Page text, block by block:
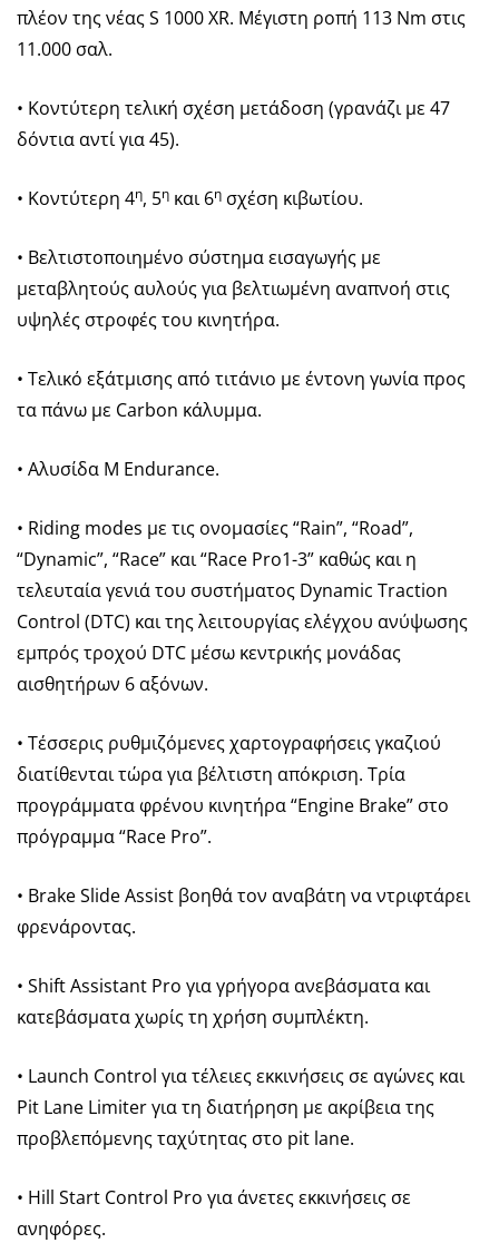
πλέον της νέας S 1000 XR. Μέγιστη ροπή 113 Nm στις
11.000 σαλ.
• Κοντύτερη τελική σχέση μετάδοση (γρανάζι με 47
δόντια αντί για 45).
• Κοντύτερη 4η, 5η και 6η σχέση κιβωτίου.
• Βελτιστοποιημένο σύστημα εισαγωγής με
μεταβλητούς αυλούς για βελτιωμένη αναπνοή στις
υψηλές στροφές του κινητήρα.
• Τελικό εξάτμισης από τιτάνιο με έντονη γωνία προς
τα πάνω με Carbon κάλυμμα.
• Αλυσίδα M Endurance.
• Riding modes με τις ονομασίες “Rain”, “Road”,
“Dynamic”, “Race” και “Race Pro1-3” καθώς και η
τελευταία γενιά του συστήματος Dynamic Traction
Control (DTC) και της λειτουργίας ελέγχου ανύψωσης
εμπρός τροχού DTC μέσω κεντρικής μονάδας
αισθητήρων 6 αξόνων.
• Τέσσερις ρυθμιζόμενες χαρτογραφήσεις γκαζιού
διατίθενται τώρα για βέλτιστη απόκριση. Τρία
προγράμματα φρένου κινητήρα “Engine Brake” στο
πρόγραμμα “Race Pro”.
• Brake Slide Assist βοηθά τον αναβάτη να ντριφτάρει
φρενάροντας.
• Shift Assistant Pro για γρήγορα ανεβάσματα και
κατεβάσματα χωρίς τη χρήση συμπλέκτη.
• Launch Control για τέλειες εκκινήσεις σε αγώνες και
Pit Lane Limiter για τη διατήρηση με ακρίβεια της
προβλεπόμενης ταχύτητας στο pit lane.
• Hill Start Control Pro για άνετες εκκινήσεις σε
ανηφόρες.